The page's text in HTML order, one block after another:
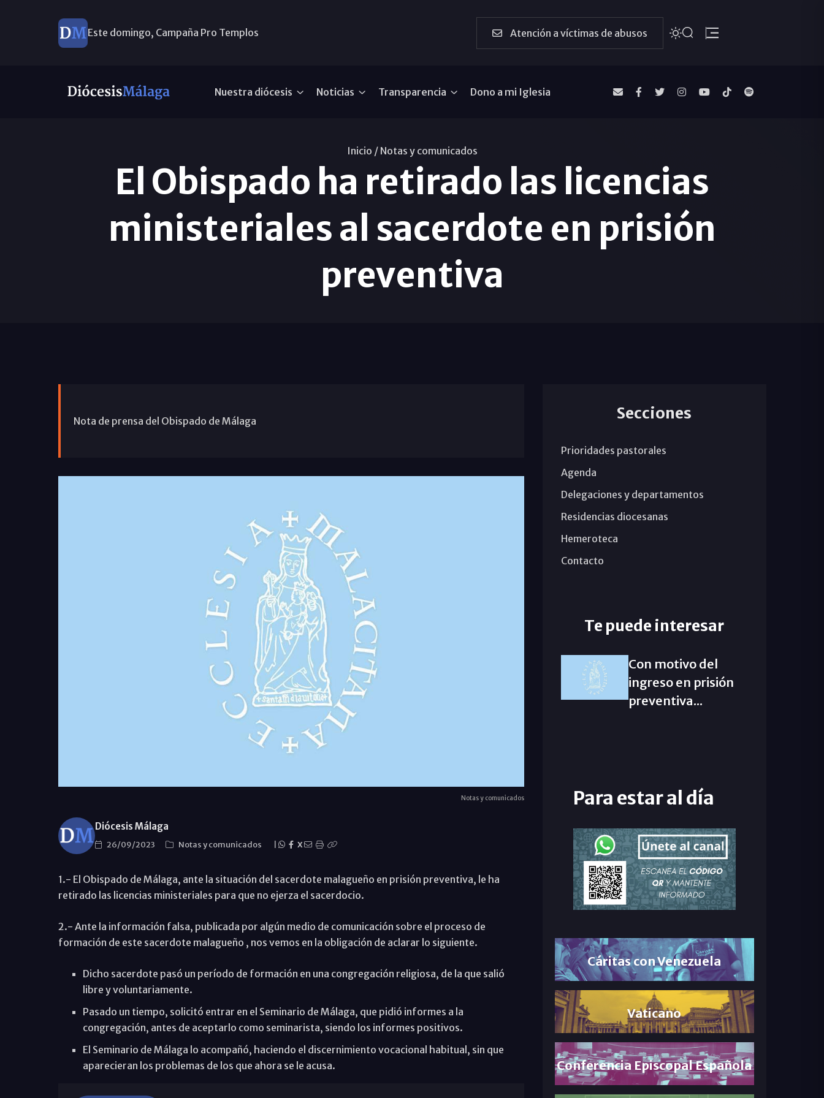
Este domingo, Campaña Pro Templos Atención a víctimas de abusos
Nuestra diócesis Noticias Transparencia Dono a mi Iglesia
Inicio / Notas y comunicados
El Obispado ha retirado las licencias
ministeriales al sacerdote en prisión
preventiva
Nota de prensa del Obispado de Málaga
Notas y comunicados
Diócesis Málaga
26/09/2023 Notas y comunicados X
1.- El Obispado de Málaga, ante la situación del sacerdote malagueño en prisión preventiva, le ha
retirado las licencias ministeriales para que no ejerza el sacerdocio.
2.- Ante la información falsa, publicada por algún medio de comunicación sobre el proceso de
formación de este sacerdote malagueño , nos vemos en la obligación de aclarar lo siguiente.
Dicho sacerdote pasó un período de formación en una congregación religiosa, de la que salió
libre y voluntariamente.
Pasado un tiempo, solicitó entrar en el Seminario de Málaga, que pidió informes a la
congregación, antes de aceptarlo como seminarista, siendo los informes positivos.
El Seminario de Málaga lo acompañó, haciendo el discernimiento vocacional habitual, sin que
aparecieran los problemas de los que ahora se le acusa.
Secciones
Prioridades pastorales
Agenda
Delegaciones y departamentos
Residencias diocesanas
Hemeroteca
Contacto
Te puede interesar
Con motivo del
ingreso en prisión
preventiva...
Para estar al día
Cáritas con Venezuela
Vaticano
Conferencia Episcopal Española